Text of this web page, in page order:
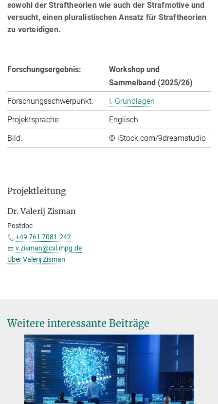
sowohl der Straftheorien wie auch der Strafmotive und
ver­sucht, einen pluralistischen Ansatz für Straftheorien
zu verteidigen.
Forschungsergebnis:
Workshop und
Sammelband (2025/26)
Forschungsschwerpunkt:
I. Grundlagen
Projektsprache:
Englisch
Bild:
© iStock.com/9dreamstudio
Projektleitung
Dr. Valerij Zisman
Postdoc
+49 761 7081-242
v.zisman@csl.mpg.de
Über Valerij Zisman
Weitere interessante Beiträge